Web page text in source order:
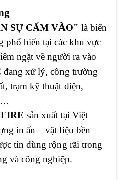
SỰ CẤM VÀO" là biển
phổ biến tại các khu vực
ngặt về người ra vào
xử lý, công trường
trạm kỹ thuật điện,
sản xuất tại Việt
in ấn – vật liệu bền
tin dùng rộng rãi trong
và công nghiệp.